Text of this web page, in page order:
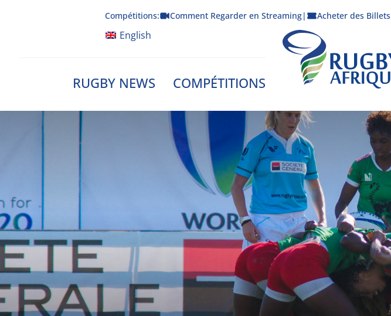
Compétitions: Comment Regarder en Streaming| Acheter des Billets
English
RUGBY NEWS COMPÉTITIONS
Rugby Afrique